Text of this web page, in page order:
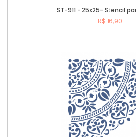
ST-911 - 25x25- Stencil
R$ 16,90